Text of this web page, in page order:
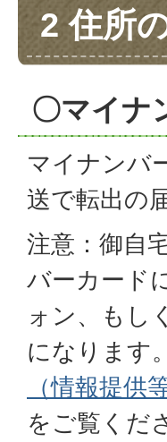
2 住所
〇マイナ
マイナンバ
送で転出の
注意：御自
バーカード
ォン、もし
になります
（情報提供
をご覧くだ